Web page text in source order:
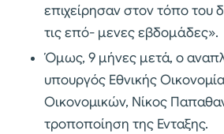
επιχείρησαν στον τόπο του
τις επό- μενες εβδομάδες».
Όμως, 9 μήνες μετά, ο
υπουργός Εθνικής
Οικονομικών, Νίκος
τροποποίηση της Ενταξης.